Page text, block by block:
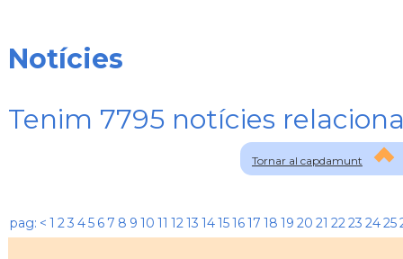
Tornar al capdamunt
Notícies
Tenim 7795 notícies
pag: < 1 23 45 6 7 8 9 10 11 1213 14151617 18 19 20 21 2223 2425